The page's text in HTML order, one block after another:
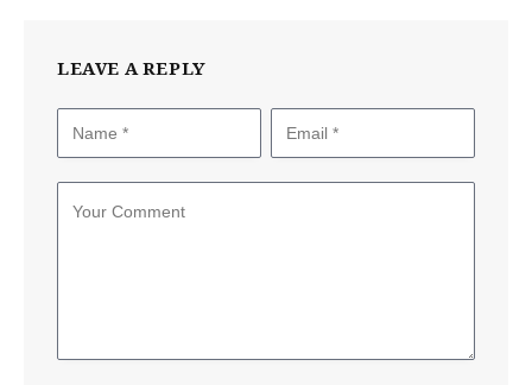
LEAVE A REPLY